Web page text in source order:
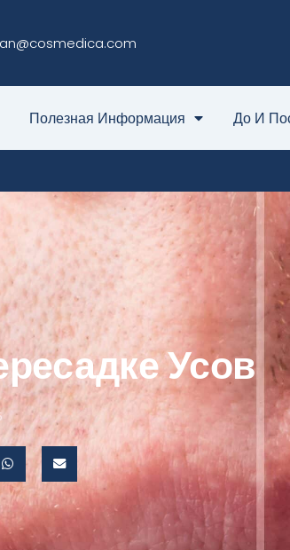
Полезная Информация До И
Усов